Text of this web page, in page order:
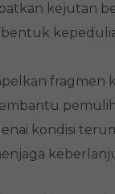
kejutan
fragmen
kondisi